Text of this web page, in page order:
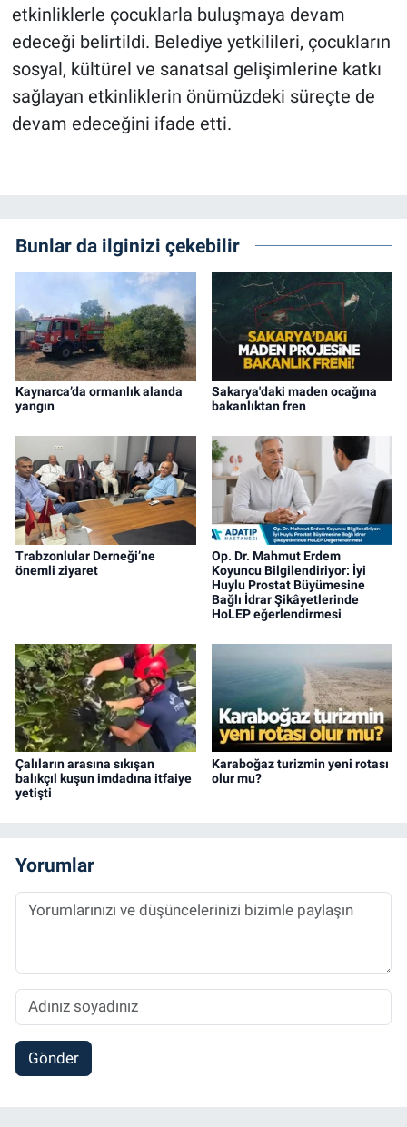
etkinliklerle çocuklarla buluşmaya devam
edeceği belirtildi. Belediye yetkilileri, çocukların
sosyal, kültürel ve sanatsal gelişimlerine katkı
sağlayan etkinliklerin önümüzdeki süreçte de
devam edeceğini ifade etti.
Bunlar da ilginizi çekebilir
Kaynarca’da ormanlık alanda
yangın
Sakarya'daki maden ocağına
bakanlıktan fren
Trabzonlular Derneği’ne
önemli ziyaret
Op. Dr. Mahmut Erdem
Koyuncu Bilgilendiriyor: İyi
Huylu Prostat Büyümesine
Bağlı İdrar Şikâyetlerinde
HoLEP eğerlendirmesi
Çalıların arasına sıkışan
balıkçıl kuşun imdadına itfaiye
yetişti
Karaboğaz turizmin yeni rotası
olur mu?
Yorumlar
Gönder